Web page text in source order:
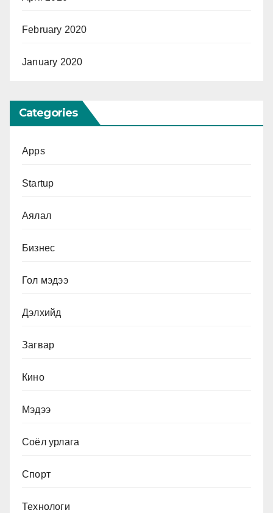
February 2020
January 2020
Categories
Apps
Startup
Аялал
Бизнес
Гол мэдээ
Дэлхийд
Загвар
Кино
Мэдээ
Соёл урлага
Спорт
Технологи